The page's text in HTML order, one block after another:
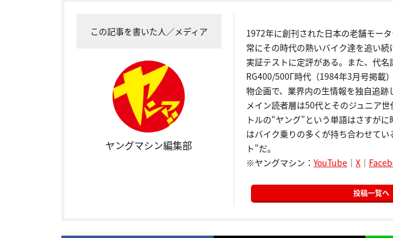
この記事を書いた人／メディア
ヤングマシン編集部
1972年に創刊された日本の老舗モー
常にその時代の熱いバイク達を追い
実証テストに定評がある。また、代名
RG400/500Γ時代（1984年3月号掲載
物企画で、業界内の生情報を独自追跡
メイン読者層は50代とそのジュニア
トルの“ヤング”という単語はさすが
はバイク乗りの多くが持ち合わせて
ト”だ。
※ヤングマシン： YouTube｜ X｜
投稿一覧へ